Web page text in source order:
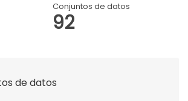
Conjuntos de datos
92
de datos